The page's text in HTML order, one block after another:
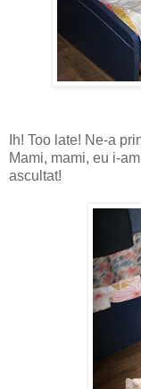
Ih! Too late! Ne-a
Mami, mami, eu i-
ascultat!